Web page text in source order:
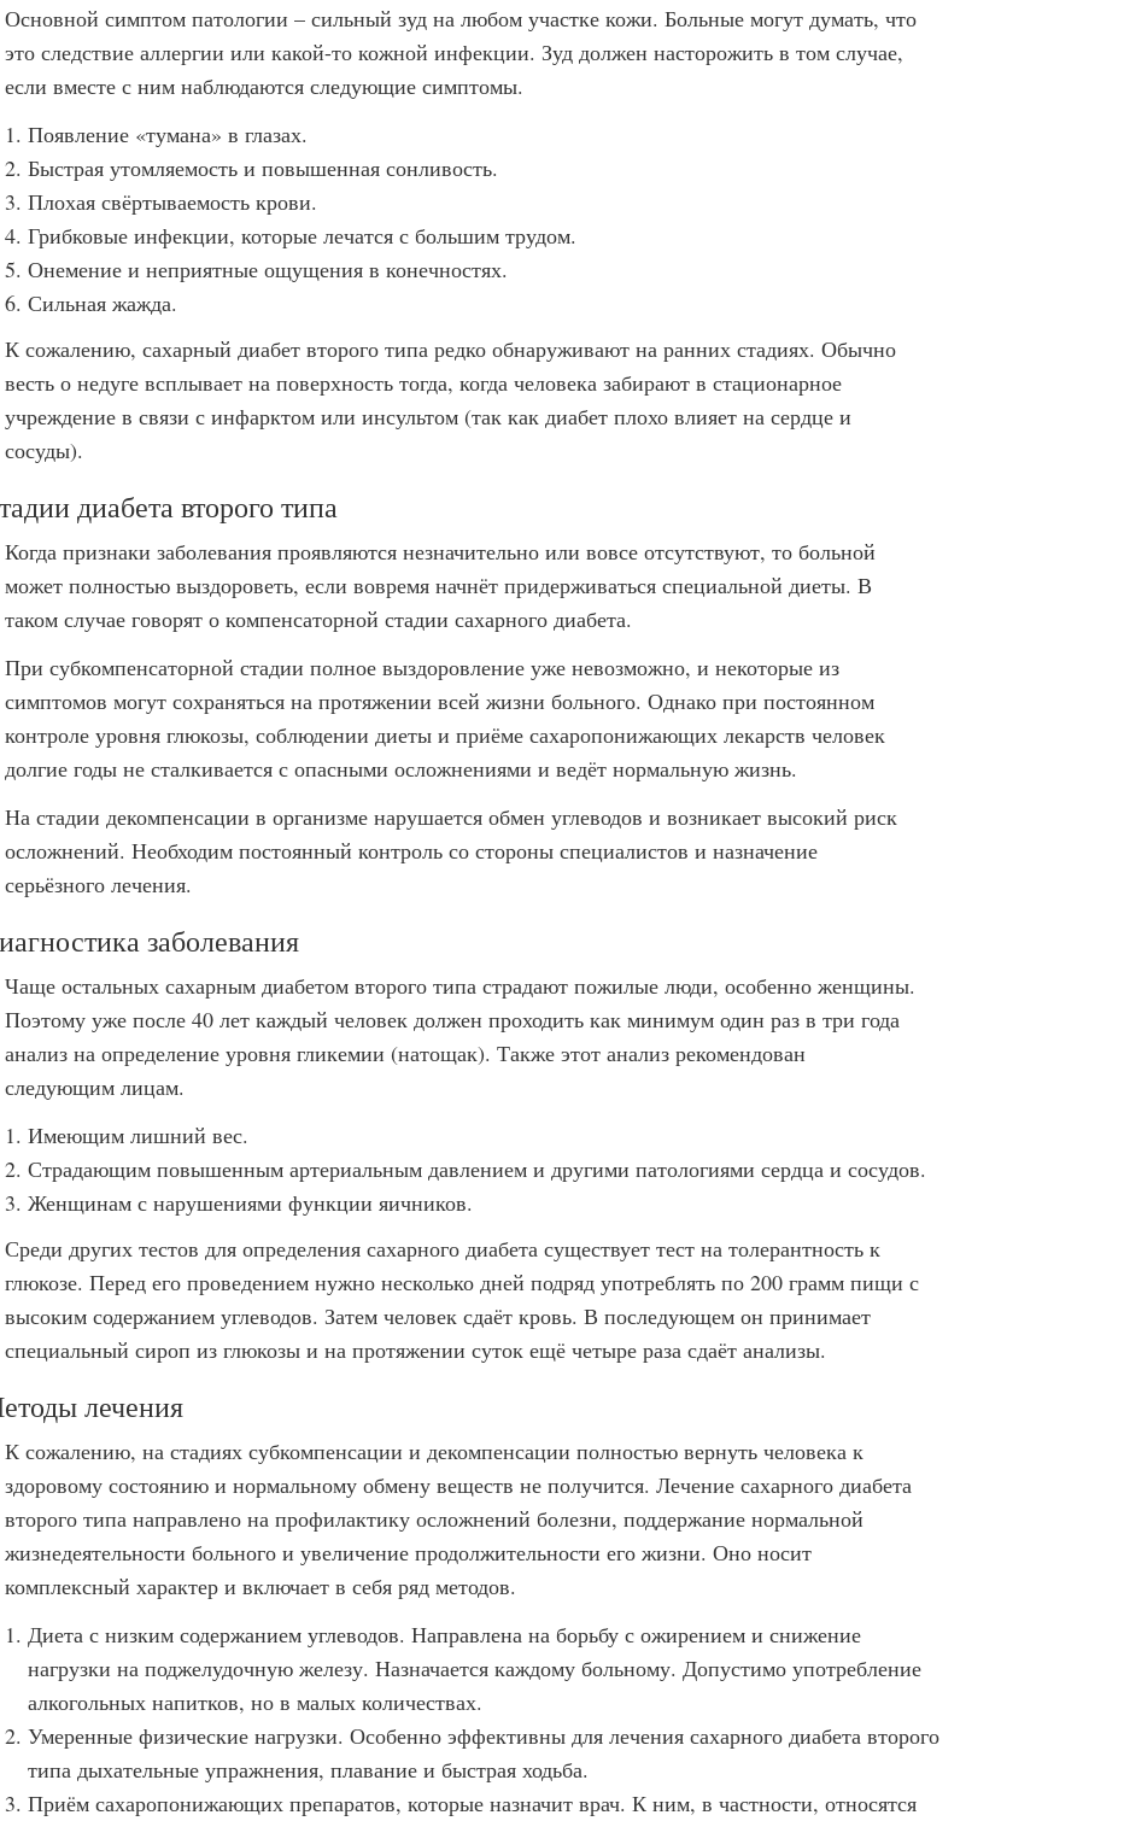
Основной симптом патологии – сильный зуд на любом участке кожи. Больные могут думать, что
это следствие аллергии или какой-то кожной инфекции. Зуд должен насторожить в том случае,
если вместе с ним наблюдаются следующие симптомы.
Появление «тумана» в глазах.
Быстрая утомляемость и повышенная сонливость.
Плохая свёртываемость крови.
Грибковые инфекции, которые лечатся с большим трудом.
Онемение и неприятные ощущения в конечностях.
Сильная жажда.
К сожалению, сахарный диабет второго типа редко обнаруживают на ранних стадиях. Обычно
весть о недуге всплывает на поверхность тогда, когда человека забирают в стационарное
учреждение в связи с инфарктом или инсультом (так как диабет плохо влияет на сердце и
сосуды).
диабета второго типа
Когда признаки заболевания проявляются незначительно или вовсе отсутствуют, то больной
может полностью выздороветь, если вовремя начнёт придерживаться специальной диеты. В
таком случае говорят о компенсаторной стадии сахарного диабета.
При субкомпенсаторной стадии полное выздоровление уже невозможно, и некоторые из
симптомов могут сохраняться на протяжении всей жизни больного. Однако при постоянном
контроле уровня глюкозы, соблюдении диеты и приёме сахаропонижающих лекарств человек
долгие годы не сталкивается с опасными осложнениями и ведёт нормальную жизнь.
На стадии декомпенсации в организме нарушается обмен углеводов и возникает высокий риск
осложнений. Необходим постоянный контроль со стороны специалистов и назначение
серьёзного лечения.
заболевания
Чаще остальных сахарным диабетом второго типа страдают пожилые люди, особенно женщины.
Поэтому уже после 40 лет каждый человек должен проходить как минимум один раз в три года
анализ на определение уровня гликемии (натощак). Также этот анализ рекомендован
следующим лицам.
Имеющим лишний вес.
Страдающим повышенным артериальным давлением и другими патологиями сердца и сосудов.
Женщинам с нарушениями функции яичников.
Среди других тестов для определения сахарного диабета существует тест на толерантность к
глюкозе. Перед его проведением нужно несколько дней подряд употреблять по 200 грамм пищи с
высоким содержанием углеводов. Затем человек сдаёт кровь. В последующем он принимает
специальный сироп из глюкозы и на протяжении суток ещё четыре раза сдаёт анализы.
лечения
К сожалению, на стадиях субкомпенсации и декомпенсации полностью вернуть человека к
здоровому состоянию и нормальному обмену веществ не получится. Лечение сахарного диабета
второго типа направлено на профилактику осложнений болезни, поддержание нормальной
жизнедеятельности больного и увеличение продолжительности его жизни. Оно носит
комплексный характер и включает в себя ряд методов.
Диета с низким содержанием углеводов. Направлена на борьбу с ожирением и снижение
нагрузки на поджелудочную железу. Назначается каждому больному. Допустимо употребление
алкогольных напитков, но в малых количествах.
Умеренные физические нагрузки. Особенно эффективны для лечения сахарного диабета второго
типа дыхательные упражнения, плавание и быстрая ходьба.
Приём сахаропонижающих препаратов, которые назначит врач. К ним, в частности, относятся